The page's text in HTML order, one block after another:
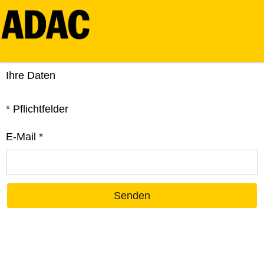
Ihre Daten
* Pflichtfelder
E-Mail *
Senden